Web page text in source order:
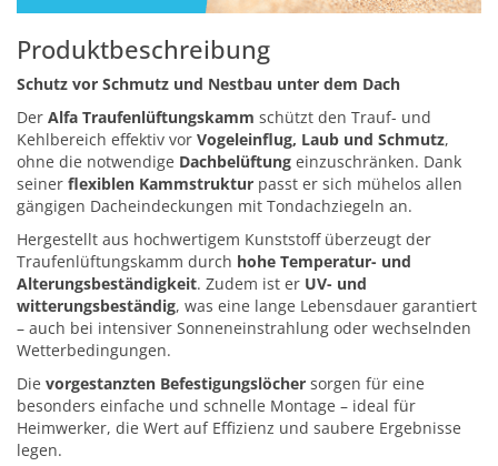
Produktbeschreibung
Schutz vor Schmutz und Nestbau unter dem Dach
Der Alfa Traufenlüftungskamm schützt den Trauf- und
Kehlbereich effektiv vor Vogeleinflug, Laub und Schmutz,
ohne die notwendige Dachbelüftung einzuschränken. Dank
seiner flexiblen Kammstruktur passt er sich mühelos allen
gängigen Dacheindeckungen mit Tondachziegeln an.
Hergestellt aus hochwertigem Kunststoff überzeugt der
Traufenlüftungskamm durch hohe Temperatur- und
Alterungsbeständigkeit. Zudem ist er UV- und
witterungsbeständig, was eine lange Lebensdauer garantiert
– auch bei intensiver Sonneneinstrahlung oder wechselnden
Wetterbedingungen.
Die vorgestanzten Befestigungslöcher sorgen für eine
besonders einfache und schnelle Montage – ideal für
Heimwerker, die Wert auf Effizienz und saubere Ergebnisse
legen.